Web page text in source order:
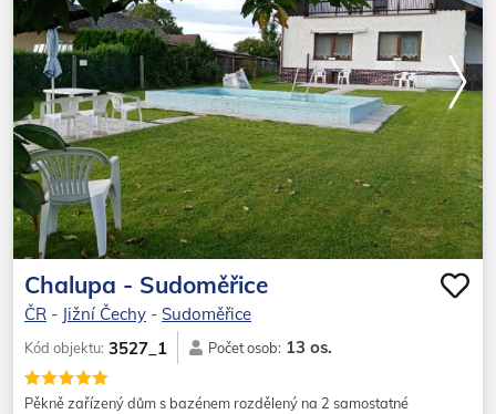
Chalupa - Sudoměřice
ČR - Jižní Čechy - Sudoměřice
Kód objektu: 3527_1 Počet osob: 13 os.
Pěkně zařízený dům s bazénem rozdělený na 2 samostatné